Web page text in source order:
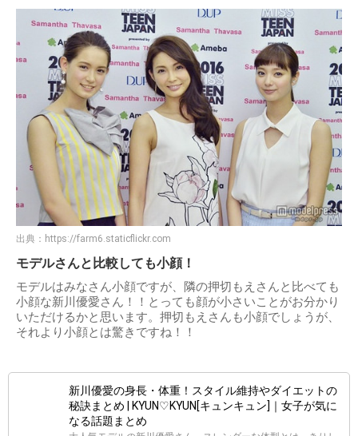
出典： https://farm6.staticflickr.com
モデルさんと比較しても小顔！
モデルはみなさん小顔ですが、隣の押切もえさんと比べても
小顔な新川優愛さん！！とっても顔が小さいことがお分かり
いただけるかと思います。押切もえさんも小顔でしょうが、
それより小顔とは驚きですね！！
新川優愛の身長・体重！スタイル維持やダイエットの
秘訣まとめ | KYUN♡KYUN[キュンキュン]｜女子が気に
なる話題まとめ